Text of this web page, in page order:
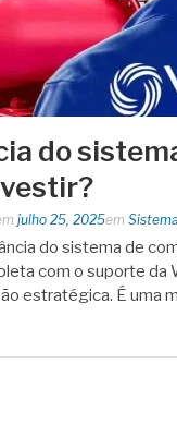
do
julho 25, 2025em
do sistema de
com o suporte da
estratégica. É uma